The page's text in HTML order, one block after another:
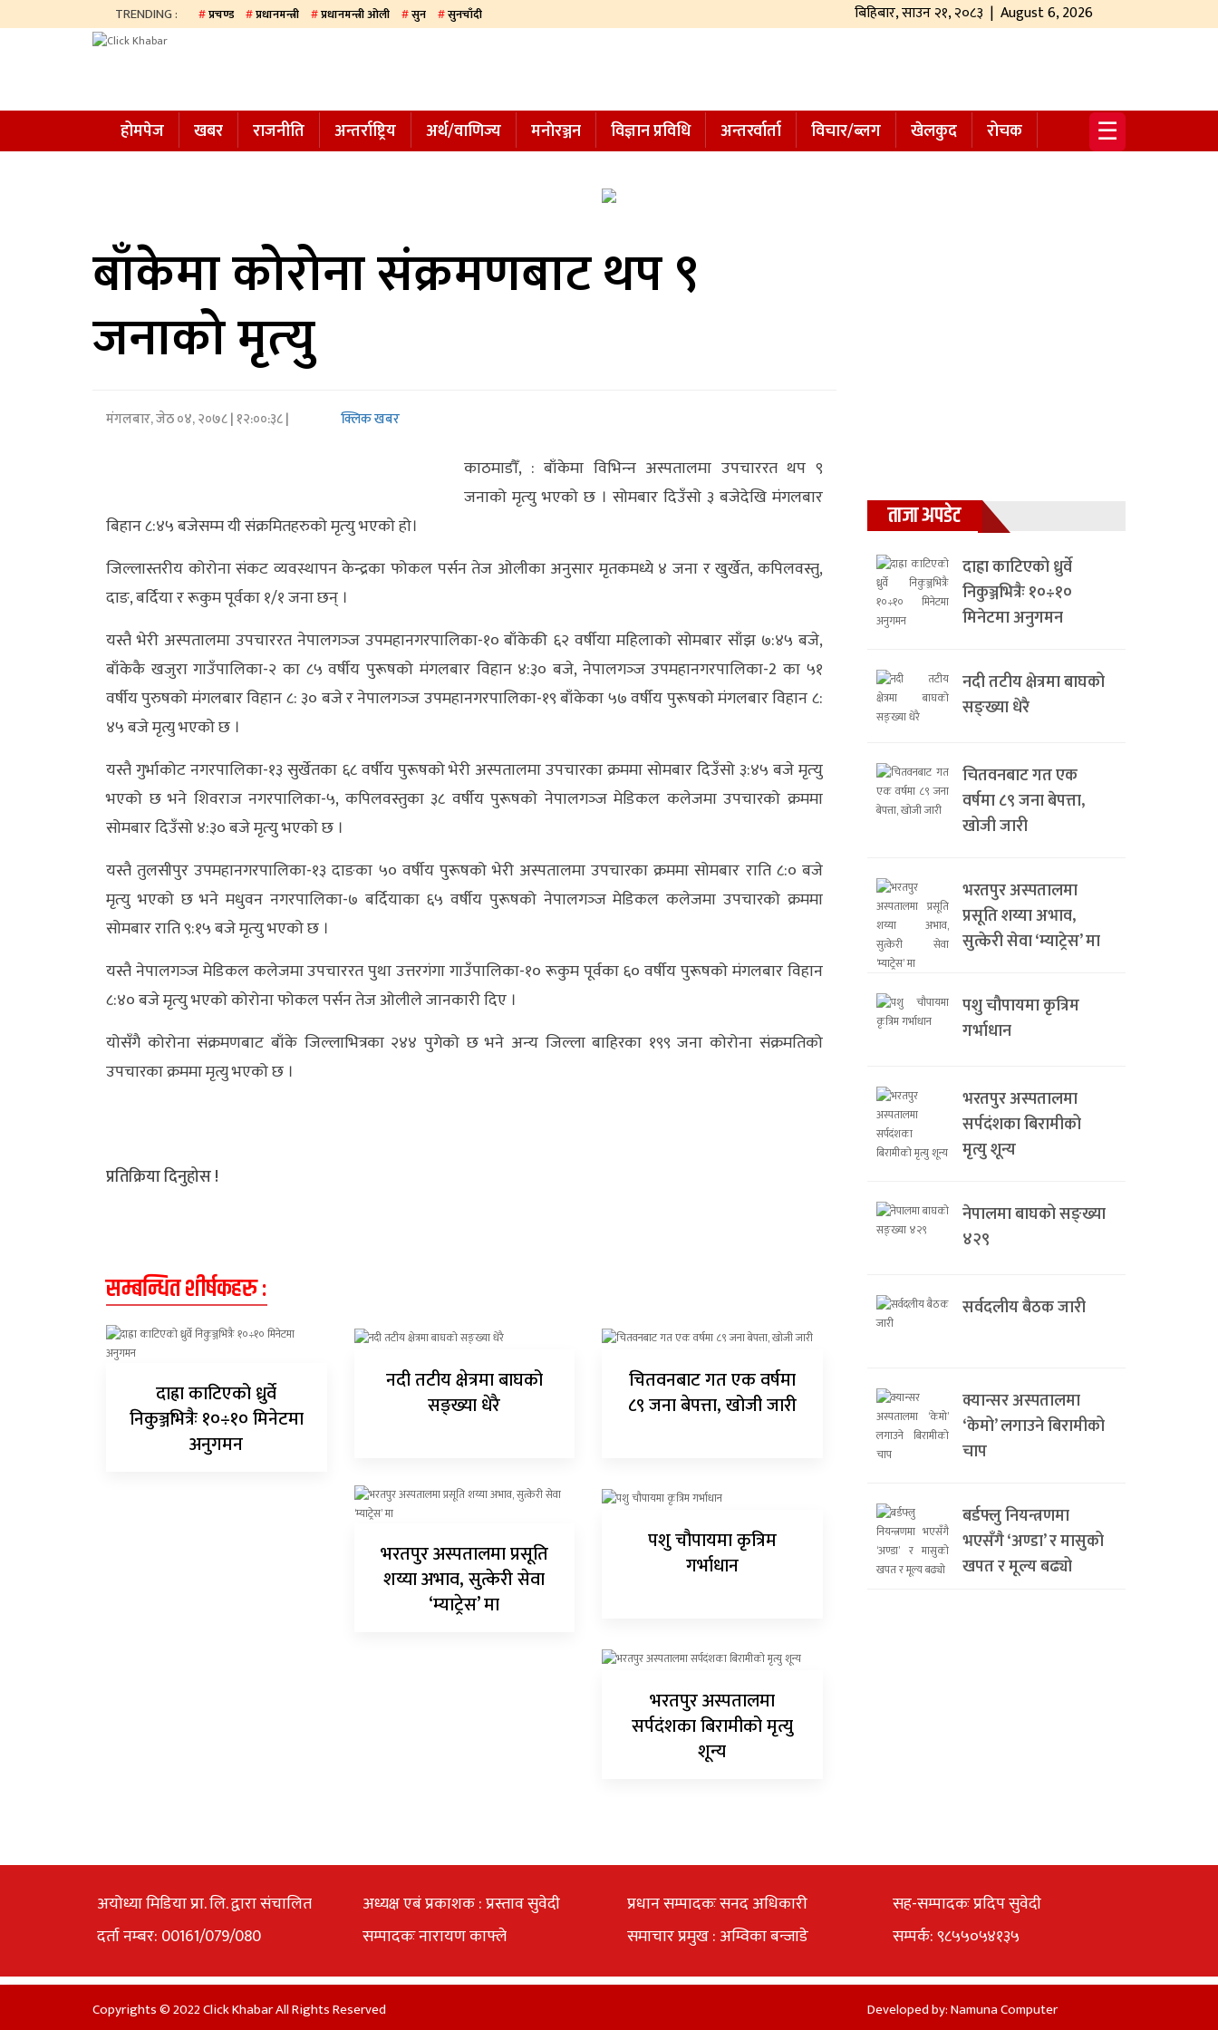
TRENDING : प्रचण्ड प्रधानमन्त्री प्रधानमन्त्री ओली सुन सुनचाँदी बिहिबार,साउन२१,२०८३ | August 6, 2026
खबर
समाज
सम्पादकीय
☰
होमपेज खबर राजनीति अन्तर्राष्ट्रिय अर्थ/वाणिज्य मनाेरञ्जन विज्ञान प्रविधि अन्तरर्वार्ता विचार/ब्लग खेलकुद
रोचक
बाँकेमा कोरोना संक्रमणबाट थप ९
जनाको मृत्‍यु
मंगलबार, जेठ ०४, २०७८| १२:००:३८ | क्लिक खबर
काठमाडौँ, : बाँकेमा विभिन्‍न अस्पतालमा उपचाररत थप ९
जनाको मृत्‍यु भएको छ । सोमबार दिउँसो ३ बजेदेखि मंगलबार
बिहान ८:४५ बजेसम्‍म यी संक्रमितहरुको मृत्‍यु भएको हो।
जिल्लास्तरीय कोरोना संकट व्यवस्थापन केन्द्रका फोकल पर्सन तेज ओलीका अनुसार मृतकमध्ये ४ जना र खुर्खेत, कपिलवस्तु,
दाङ, बर्दिया र रूकुम पूर्वका १/१ जना छन् ।
यस्तै भेरी अस्पतालमा उपचाररत नेपालगञ्‍ज उपमहानगरपालिका-१० बाँकेकी ६२ वर्षीया महिलाको सोमबार साँझ ७:४५ बजे,
बाँकेकै खजुरा गाउँपालिका-२ का ८५ वर्षीय पुरूषको मंगलबार विहान ४:३० बजे, नेपालगञ्‍ज उपमहानगरपालिका-2 का ५१
वर्षीय पुरुषको मंगलबार विहान ८: ३० बजे र नेपालगञ्‍ज उपमहानगरपालिका-१९ बाँकेका ५७ वर्षीय पुरूषको मंगलबार विहान ८:
४५ बजे मृत्यु भएको छ ।
यस्तै गुर्भाकोट नगरपालिका-१३ सुर्खेतका ६८ वर्षीय पुरूषको भेरी अस्पतालमा उपचारका क्रममा सोमबार दिउँसो ३:४५ बजे मृत्‍यु
भएको छ भने शिवराज नगरपालिका-५, कपिलवस्तुका ३८ वर्षीय पुरूषको नेपालगञ्‍ज मेडिकल कलेजमा उपचारको क्रममा
सोमबार दिउँसो ४:३० बजे मृत्‍यु भएको छ ।
यस्तै तुलसीपुर उपमहानगरपालिका-१३ दाङका ५० वर्षीय पुरूषको भेरी अस्पतालमा उपचारका क्रममा सोमबार राति ८:० बजे
मृत्‍यु भएको छ भने मधुवन नगरपालिका-७ बर्दियाका ६५ वर्षीय पुरूषको नेपालगञ्‍ज मेडिकल कलेजमा उपचारको क्रममा
सोमबार राति ९:१५ बजे मृत्‍यु भएको छ ।
यस्तै नेपालगञ्‍ज मेडिकल कलेजमा उपचाररत पुथा उत्तरगंगा गाउँपालिका-१० रूकुम पूर्वका ६० वर्षीय पुरूषको मंगलबार विहान
८:४० बजे मृत्‍यु भएको कोरोना फोकल पर्सन तेज ओलीले जानकारी दिए ।
योसँगै कोरोना संक्रमणबाट बाँके जिल्लाभित्रका २४४ पुगेको छ भने अन्‍य जिल्ला बाहिरका १९९ जना कोरोना संक्रमतिको
उपचारका क्रममा मृत्यु भएको छ ।
प्रतिक्रिया दिनुहोस !
सम्बन्धित शीर्षकहरु :
दाह्रा काटिएको ध्रुर्वे
निकुञ्जभित्रैः १०÷१० मिनेटमा
अनुगमन
नदी तटीय क्षेत्रमा बाघको
सङ्ख्या धेरै
चितवनबाट गत एक वर्षमा
८९ जना बेपत्ता, खोजी जारी
भरतपुर अस्पतालमा प्रसूति
शय्या अभाव, सुत्केरी सेवा
‘म्याट्रेस’ मा
पशु चौपायमा कृत्रिम
गर्भाधान
भरतपुर अस्पतालमा
सर्पदंशका बिरामीको मृत्यु
शून्य
ताजा अपडेट
दाह्रा काटिएको ध्रुर्वे
निकुञ्जभित्रैः १०÷१०
मिनेटमा अनुगमन
नदी तटीय क्षेत्रमा बाघको
सङ्ख्या धेरै
चितवनबाट गत एक
वर्षमा ८९ जना बेपत्ता,
खोजी जारी
भरतपुर अस्पतालमा
प्रसूति शय्या अभाव,
सुत्केरी सेवा ‘म्याट्रेस’ मा
पशु चौपायमा कृत्रिम
गर्भाधान
भरतपुर अस्पतालमा
सर्पदंशका बिरामीको
मृत्यु शून्य
नेपालमा बाघको सङ्ख्या
४२९
सर्वदलीय बैठक जारी
क्यान्सर अस्पतालमा
‘केमो’ लगाउने बिरामीको
चाप
बर्डफ्लु नियन्त्रणमा
भएसँगै ‘अण्डा’ र मासुको
खपत र मूल्य बढ्यो
अयोध्या मिडिया प्रा. लि. द्वारा संचालित
दर्ता नम्बर: 00161/079/080
अध्यक्ष एबं प्रकाशक : प्रस्ताव सुवेदी
सम्पादकः नारायण काफ्ले
प्रधान सम्पादकः सनद अधिकारी
समाचार प्रमुख : अम्विका बन्जाडे
सह-सम्पादकः प्रदिप सुवेदी
सम्पर्क: ९८५५०५४१३५
Copyrights © 2022 Click Khabar All Rights Reserved Developed by:Namuna Computer